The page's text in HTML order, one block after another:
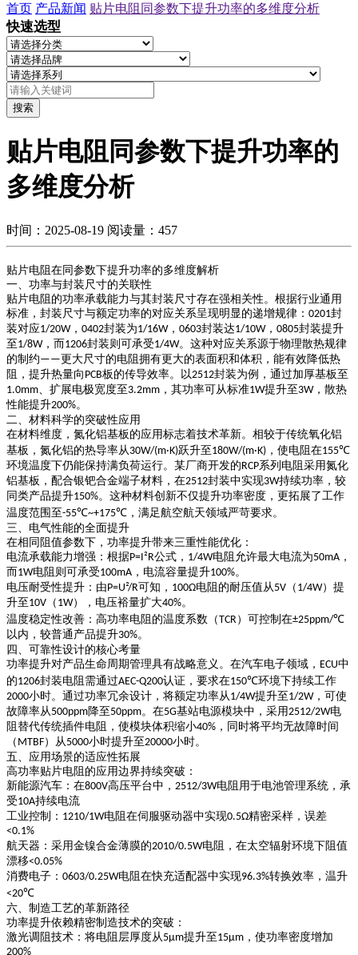
首页 产品新闻 贴片电阻同参数下提升功率的多维度分析
快速选型
搜索
贴片电阻同参数下提升功率的
多维度分析
时间：2025-08-19 阅读量：457
贴片电阻在同参数下提升功率的多维度解析
一、功率与封装尺寸的关联性
贴片电阻的功率承载能力与其封装尺寸存在强相关性。根据行业通用
标准，封装尺寸与额定功率的对应关系呈现明显的递增规律： 0201封
装对应1/20W， 0402封装为1/16W， 0603封装达1/10W， 0805封装提升
至1/8W，而1206封装则可承受1/4W。这种对应关系源于物理散热规律
的制约——更大尺寸的电阻拥有更大的表面积和体积，能有效降低热
阻，提升热量向 PCB板的传导效率。以2512封装为例，通过加厚基板至
1.0mm 、扩展电极宽度至3.2mm ，其功率可从标准1W提升至3W，散热
性能提升200%。
二、材料科学的突破性应用
在材料维度，氮化铝基板的应用标志着技术革新。相较于传统氧化铝
基板，氮化铝的热导率从 30W/(m·K)跃升至180W/(m·K) ，使电阻在155℃
环境温度下仍能保持满负荷运行。某厂商开发的RCP系列电阻采用氮化
铝基板，配合银钯合金端子材料，在2512封装中实现3W持续功率，较
同类产品提升150%。这种材料创新不仅提升功率密度，更拓展了工作
温度范围至-55℃~+175℃ ，满足航空航天领域严苛要求。
三、电气性能的全面提升
在相同阻值参数下，功率提升带来三重性能优化：
电流承载能力增强 ：根据P=I²R公式， 1/4W电阻允许最大电流为50mA ，
而1W电阻则可承受100mA ，电流容量提升100%。
电压耐受性提升 ：由P=U²/R可知， 100Ω电阻的耐压值从 5V （ 1/4W）提
升至10V （ 1W），电压裕量扩大40%。
温度稳定性改善 ：高功率电阻的温度系数（TCR）可控制在±25ppm/℃
以内，较普通产品提升30%。
四、可靠性设计的核心考量
功率提升对产品生命周期管理具有战略意义。在汽车电子领域， ECU中
的1206封装电阻需通过AEC-Q200认证，要求在150℃环境下持续工作
2000小时。通过功率冗余设计，将额定功率从 1/4W提升至1/2W，可使
故障率从 500ppm降至50ppm。在5G基站电源模块中，采用2512/2W电
阻替代传统插件电阻，使模块体积缩小40% ，同时将平均无故障时间
（ MTBF）从 5000小时提升至20000小时。
五、应用场景的适应性拓展
高功率贴片电阻的应用边界持续突破：
新能源汽车 ：在800V高压平台中， 2512/3W电阻用于电池管理系统，承
受10A持续电流
工业控制 ： 1210/1W电阻在伺服驱动器中实现0.5Ω精密采样，误差
<0.1%
航天器 ：采用金镍合金薄膜的2010/0.5W电阻，在太空辐射环境下阻值
漂移<0.05%
消费电子 ： 0603/0.25W电阻在快充适配器中实现96.3%转换效率，温升
<20℃
六、制造工艺的革新路径
功率提升依赖精密制造技术的突破：
激光调阻技术 ：将电阻层厚度从 5μm提升至15μm ，使功率密度增加
200%